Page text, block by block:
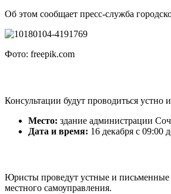
Об этом сообщает пресс-служба
Фото: freepik.com
Консультации будут проводиться
Место: здание администрации
Дата и время: 16 декабря с 09:00
Юристы проведут устные и письменные
местного самоуправления.